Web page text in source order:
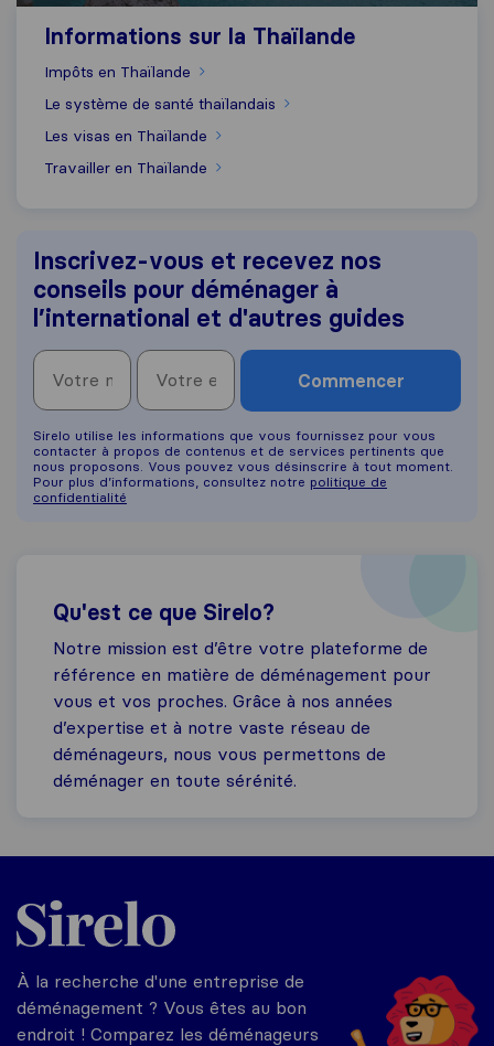
Informations sur la Thaïlande
Impôts en Thaïlande
Le système de santé thaïlandais
Les visas en Thaïlande
Travailler en Thaïlande
Inscrivez-vous et recevez nos
conseils pour déménager à
l’international et d'autres guides
Commencer
Sirelo utilise les informations que vous fournissez pour vous
contacter à propos de contenus et de services pertinents que
nous proposons. Vous pouvez vous désinscrire à tout moment.
Pour plus d’informations, consultez notre politique de
confidentialité
Qu'est ce que Sirelo?
Notre mission est d’être votre plateforme de
référence en matière de déménagement pour
vous et vos proches. Grâce à nos années
d’expertise et à notre vaste réseau de
déménageurs, nous vous permettons de
déménager en toute sérénité.
Sirelo.fr
À la recherche d'une entreprise de
déménagement ? Vous êtes au bon
endroit ! Comparez les déménageurs